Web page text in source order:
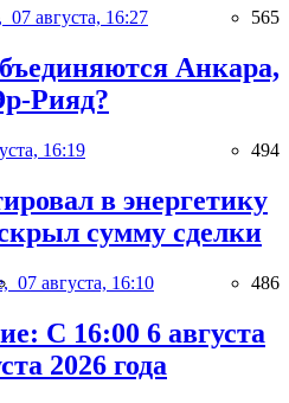
07 августа, 16:27 565
Анкара,
Рияд?
16:19 494
в энергетику
сумму сделки
07 августа, 16:10 486
С 16:00 6 августа
2026 года